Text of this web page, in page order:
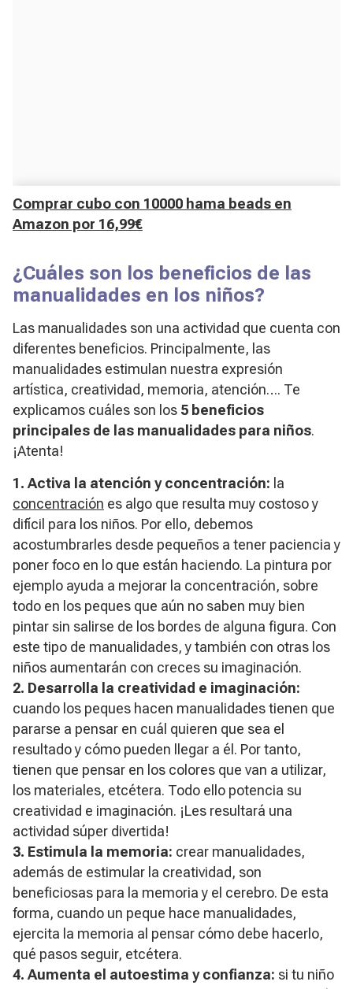
Comprar cubo con 10000 hama beads en
Amazon por 16,99€
¿Cuáles son los beneficios de las
manualidades en los niños?
Las manualidades son una actividad que cuenta con
diferentes beneficios. Principalmente, las
manualidades estimulan nuestra expresión
artística, creatividad, memoria, atención…. Te
explicamos cuáles son los 5 beneficios
principales de las manualidades para niños.
¡Atenta!
1. Activa la atención y concentración: la
concentración es algo que resulta muy costoso y
difícil para los niños. Por ello, debemos
acostumbrarles desde pequeños a tener paciencia y
poner foco en lo que están haciendo. La pintura por
ejemplo ayuda a mejorar la concentración, sobre
todo en los peques que aún no saben muy bien
pintar sin salirse de los bordes de alguna figura. Con
este tipo de manualidades, y también con otras los
niños aumentarán con creces su imaginación.
2. Desarrolla la creatividad e imaginación:
cuando los peques hacen manualidades tienen que
pararse a pensar en cuál quieren que sea el
resultado y cómo pueden llegar a él. Por tanto,
tienen que pensar en los colores que van a utilizar,
los materiales, etcétera. Todo ello potencia su
creatividad e imaginación. ¡Les resultará una
actividad súper divertida!
3. Estimula la memoria: crear manualidades,
además de estimular la creatividad, son
beneficiosas para la memoria y el cerebro. De esta
forma, cuando un peque hace manualidades,
ejercita la memoria al pensar cómo debe hacerlo,
qué pasos seguir, etcétera.
4. Aumenta el autoestima y confianza: si tu niño